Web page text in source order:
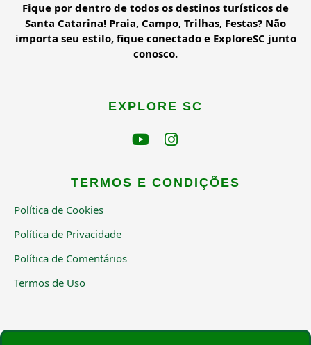
Fique por dentro de todos os destinos turísticos de
Santa Catarina! Praia, Campo, Trilhas, Festas? Não
importa seu estilo, fique conectado e ExploreSC junto
conosco.
EXPLORE SC
TERMOS E CONDIÇÕES
Política de Cookies
Política de Privacidade
Política de Comentários
Termos de Uso